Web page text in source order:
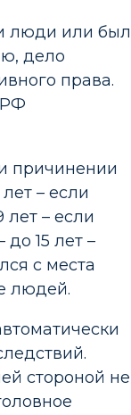
люди или был
дело
права.
РФ
причинении
– если
– если
15 лет –
с места
людей.
стороной не